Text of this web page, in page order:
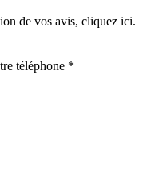
de vos avis, cliquez ici.
téléphone *